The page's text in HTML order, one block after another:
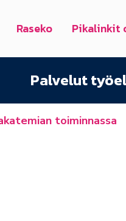
Raseko Pikalinkit
Palvelut
toiminnassa